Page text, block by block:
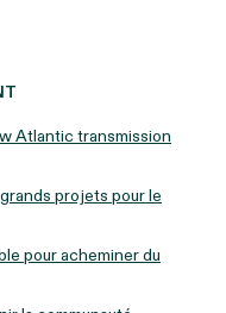
Atlantic transmission
projets pour le
pour acheminer du